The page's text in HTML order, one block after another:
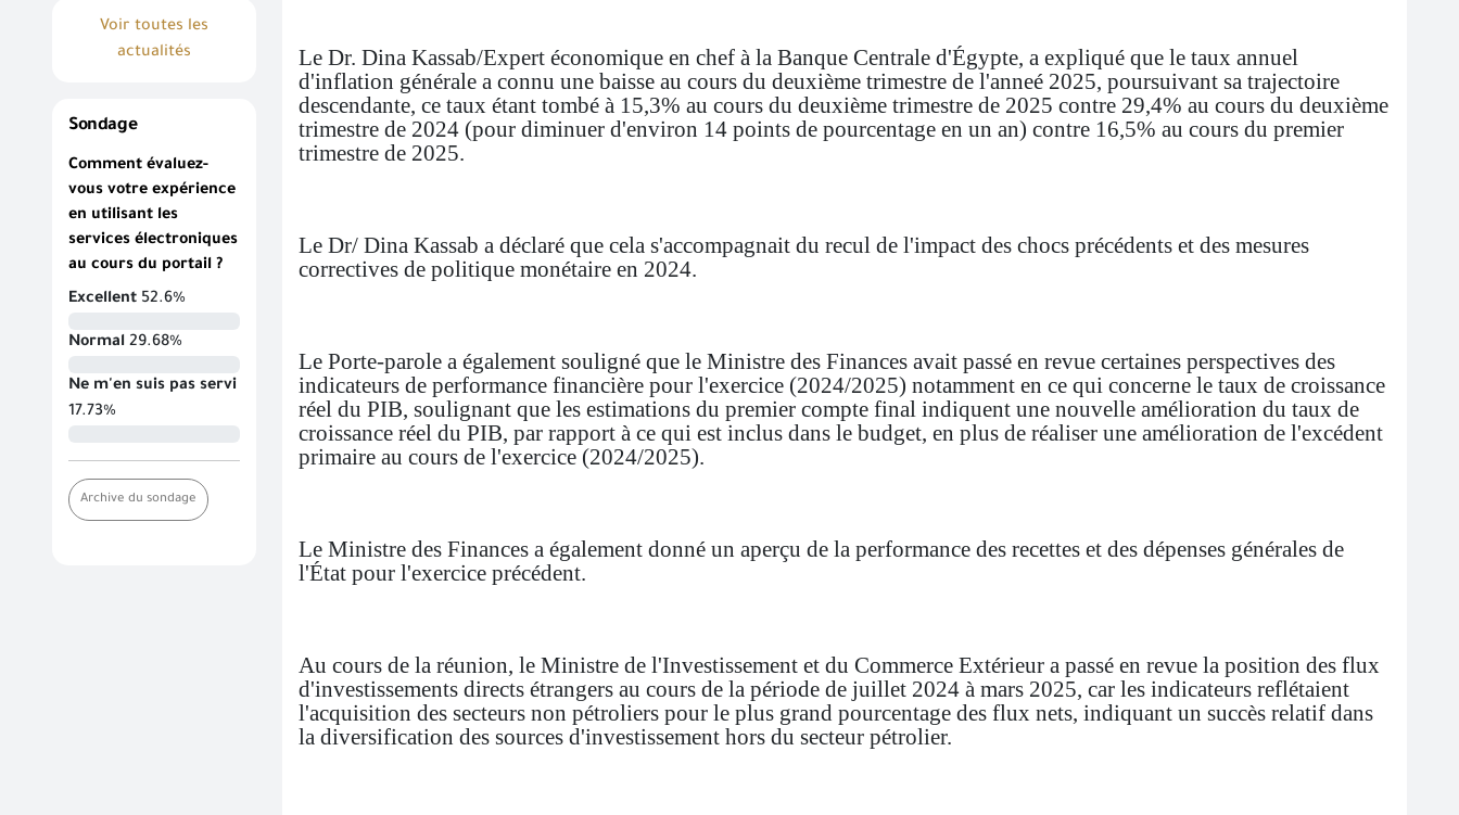
Voir toutes les
actualités
Sondage
Comment évaluez-
vous votre expérience
en utilisant les
services électroniques
au cours du portail ?
Excellent 52.6%
Normal 29.68%
Ne m'en suis pas servi
17.73%
Archive du sondage
Le Dr. Dina Kassab/Expert économique en chef à la Banque Centrale d'Égypte, a expliqué que le taux annuel
d'inflation générale a connu une baisse au cours du deuxième trimestre de l'anneé 2025, poursuivant sa trajectoire
descendante, ce taux étant tombé à 15,3% au cours du deuxième trimestre de 2025 contre 29,4% au cours du deuxième
trimestre de 2024 (pour diminuer d'environ 14 points de pourcentage en un an) contre 16,5% au cours du premier
trimestre de 2025.
Le Dr/ Dina Kassab a déclaré que cela s'accompagnait du recul de l'impact des chocs précédents et des mesures
correctives de politique monétaire en 2024.
Le Porte-parole a également souligné que le Ministre des Finances avait passé en revue certaines perspectives des
indicateurs de performance financière pour l'exercice (2024/2025) notamment en ce qui concerne le taux de croissance
réel du PIB, soulignant que les estimations du premier compte final indiquent une nouvelle amélioration du taux de
croissance réel du PIB, par rapport à ce qui est inclus dans le budget, en plus de réaliser une amélioration de l'excédent
primaire au cours de l'exercice (2024/2025).
Le Ministre des Finances a également donné un aperçu de la performance des recettes et des dépenses générales de
l'État pour l'exercice précédent.
Au cours de la réunion, le Ministre de l'Investissement et du Commerce Extérieur a passé en revue la position des flux
d'investissements directs étrangers au cours de la période de juillet 2024 à mars 2025, car les indicateurs reflétaient
l'acquisition des secteurs non pétroliers pour le plus grand pourcentage des flux nets, indiquant un succès relatif dans
la diversification des sources d'investissement hors du secteur pétrolier.